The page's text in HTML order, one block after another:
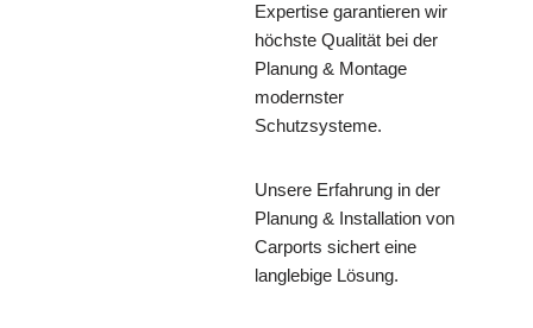
Expertise garantieren wir
höchste Qualität bei der
Planung & Montage
modernster
Schutzsysteme.
Unsere Erfahrung in der
Planung & Installation von
Carports sichert eine
langlebige Lösung.